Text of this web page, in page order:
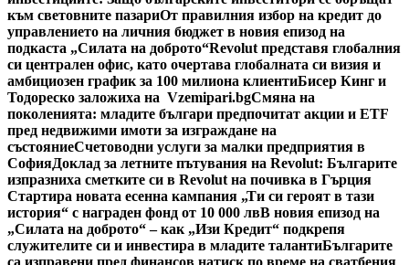
към световните пазариОт правилния избор на кредит до
управлението на личния бюджет в новия епизод на
подкаста „Силата на доброто“Revolut представя глобалния
си централен офис, като очертава глобалната си визия и
амбициозен график за 100 милиона клиентиБисер Кинг и
Тодореско заложиха на Vzemipari.bgСмяна на
поколенията: младите българи предпочитат акции и ETF
пред недвижими имоти за изграждане на
състояниеСчетоводни услуги за малки предприятия в
СофияДоклад за летните пътувания на Revolut: Българите
изпразниха сметките си в Revolut на почивка в Гърция
Стартира новата есенна кампания „Ти си героят в тази
история“ с награден фонд от 10 000 лвВ новия епизод на
„Силата на доброто“ – как „Изи Кредит“ подкрепя
служителите си и инвестира в младите талантиБългарите